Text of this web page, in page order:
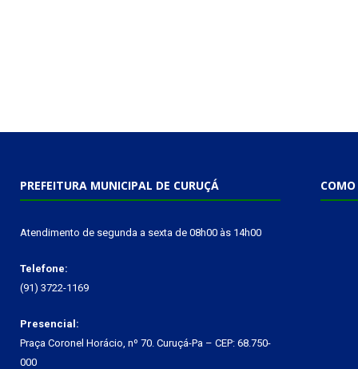
PREFEITURA MUNICIPAL DE CURUÇÁ
Atendimento de segunda a sexta de 08h00 às 14h00
Telefone:
(91) 3722-1169
Presencial:
Praça Coronel Horácio, nº 70. Curuçá-Pa – CEP: 68.750-
000
COMO